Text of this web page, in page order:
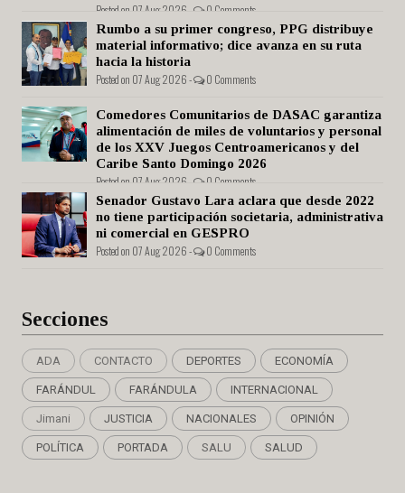
Posted on 07 Aug 2026 - 0 Comments
Rumbo a su primer congreso, PPG distribuye
material informativo; dice avanza en su ruta
hacia la historia
Posted on 07 Aug 2026 - 0 Comments
Comedores Comunitarios de DASAC garantiza
alimentación de miles de voluntarios y personal
de los XXV Juegos Centroamericanos y del
Caribe Santo Domingo 2026
Posted on 07 Aug 2026 - 0 Comments
Senador Gustavo Lara aclara que desde 2022
no tiene participación societaria, administrativa
ni comercial en GESPRO
Posted on 07 Aug 2026 - 0 Comments
Secciones
ADA CONTACTO DEPORTES ECONOMÍA
FARÁNDUL FARÁNDULA INTERNACIONAL
Jimani JUSTICIA NACIONALES OPINIÓN
POLÍTICA PORTADA SALU SALUD